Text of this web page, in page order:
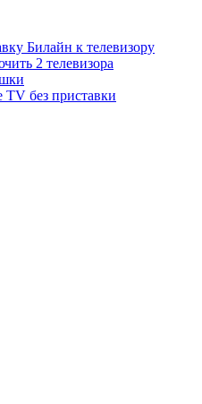
Билайн к телевизору
2 телевизора
без приставки